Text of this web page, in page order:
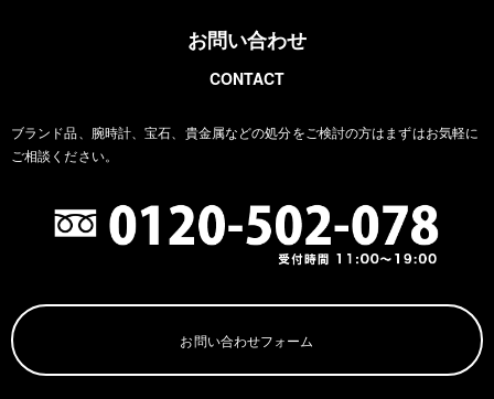
お問い合わせ
CONTACT
ブランド品、腕時計、宝石、貴金属などの処分をご検討の方はまずはお気軽に
ご相談ください。
お問い合わせフォーム